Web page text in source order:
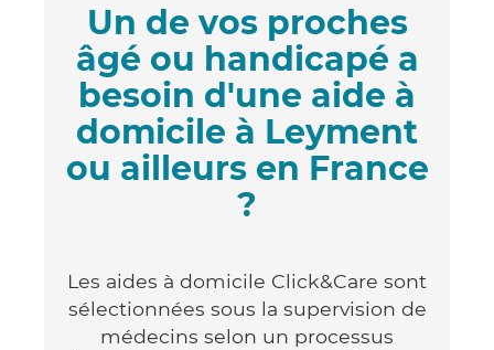
Un de vos proches
âgé ou handicapé a
besoin d'une aide à
domicile à Leyment
ou ailleurs en France
?
Les aides à domicile Click&Care sont
sélectionnées sous la supervision de
médecins selon un processus